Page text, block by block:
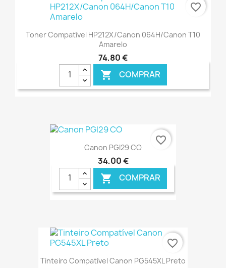
Toner Compatível HP212X/Canon 064H/Canon T10
Amarelo
74,80 €
 COMPRAR
favorite_border
Canon PGI29 CO
34,00 €
 COMPRAR
€ ONLINE
favorite_border
Tinteiro Compatível Canon PG545XL Preto
favorite_border